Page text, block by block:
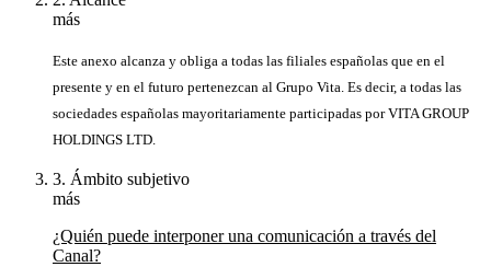
más
Este anexo alcanza y obliga a todas las filiales españolas que en el
presente y en el futuro pertenezcan al Grupo Vita. Es decir, a todas las
sociedades españolas mayoritariamente participadas porVITA GROUP
HOLDINGS LTD.
3. Ámbito subjetivo
más
¿Quién puede interponer una comunicación a través del
Canal?